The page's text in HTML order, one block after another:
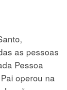
as pessoas
Pessoa
operou na